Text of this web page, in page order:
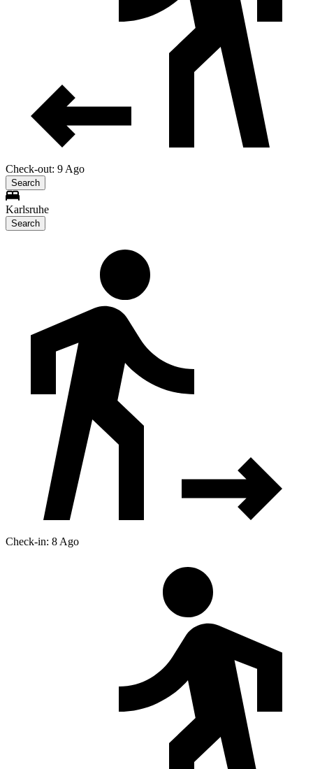
Check-out: 9 Ago
Search
Karlsruhe
Search
Check-in: 8 Ago